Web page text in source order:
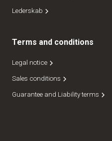
Lederskab
Terms and conditions
Legal notice
Sales conditions
Guarantee and Liability terms